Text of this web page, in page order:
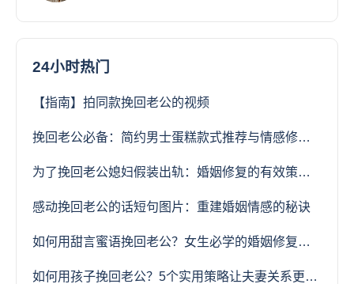
24小时热门
【指南】拍同款挽回老公的视频
挽回老公必备：简约男士蛋糕款式推荐与情感修复指南
为了挽回老公媳妇假装出轨：婚姻修复的有效策略与风险分析
感动挽回老公的话短句图片：重建婚姻情感的秘诀
如何用甜言蜜语挽回老公？女生必学的婚姻修复技巧
如何用孩子挽回老公？5个实用策略让夫妻关系更紧密